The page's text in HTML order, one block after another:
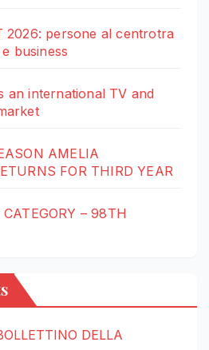
2026: persone al centrotra
business
an international TV and
AMELIA
FOR THIRD YEAR
– 98TH
DELLA